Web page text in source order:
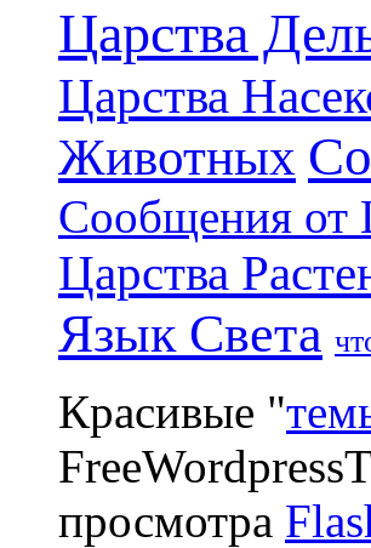
Царства
Царства
Животных
Сообщения от
Царства
Язык Света
Красивые "
просмотра